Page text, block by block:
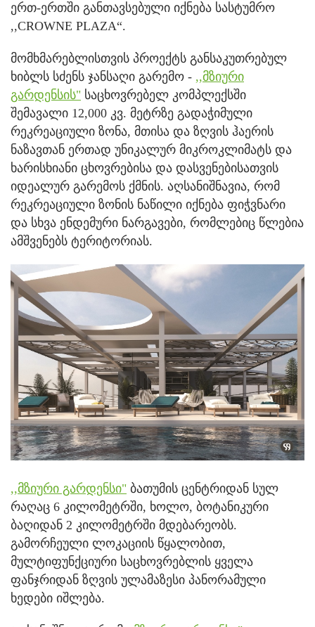
ერთ-ერთში განთავსებული იქნება სასტუმრო
,,CROWNE PLAZA“.
მომხმარებლისთვის პროექტს განსაკუთრებულ
ხიბლს სძენს ჯანსაღი გარემო - ,,მზიური
გარდენსის" საცხოვრებელ კომპლექსში
შემავალი 12,000 კვ. მეტრზე გადაჭიმული
რეკრეაციული ზონა, მთისა და ზღვის ჰაერის
ნაზავთან ერთად უნიკალურ მიკროკლიმატს და
ხარისხიანი ცხოვრებისა და დასვენებისათვის
იდეალურ გარემოს ქმნის. აღსანიშნავია, რომ
რეკრეაციული ზონის ნაწილი იქნება ფიჭვნარი
და სხვა ენდემური ნარგავები, რომლებიც წლებია
ამშვენებს ტერიტორიას.
,,მზიური გარდენსი" ბათუმის ცენტრიდან სულ
რაღაც 6 კილომეტრში, ხოლო, ბოტანიკური
ბაღიდან 2 კილომეტრში მდებარეობს.
გამორჩეული ლოკაციის წყალობით,
მულტიფუნქციური საცხოვრებლის ყველა
ფანჯრიდან ზღვის ულამაზესი პანორამული
ხედები იშლება.